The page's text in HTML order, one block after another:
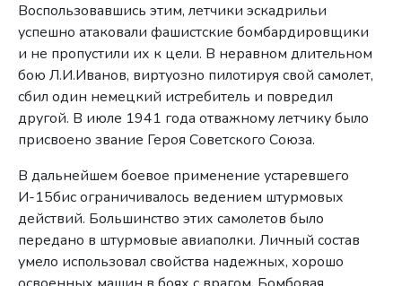
Воспользовавшись этим, летчики эскадрильи
успешно атаковали фашистские бомбардировщики
и не пропустили их к цели. В неравном длительном
бою Л.И.Иванов, виртуозно пилотируя свой самолет,
сбил один немецкий истребитель и повредил
другой. В июле 1941 года отважному летчику было
присвоено звание Героя Советского Союза.
В дальнейшем боевое применение устаревшего
И-15бис ограничивалось ведением штурмовых
действий. Большинство этих самолетов было
передано в штурмовые авиаполки. Личный состав
умело использовал свойства надежных, хорошо